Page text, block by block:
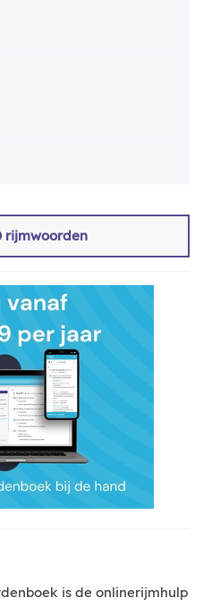
rijmwoorden
is de onlinerijmhulp